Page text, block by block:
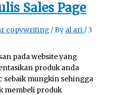
Sales Page
copywriting / By al ari /3
pada website yang
produk anda
mungkin sehingga
membeli produk